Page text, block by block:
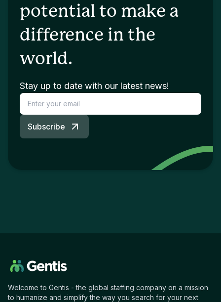
potential to make a
difference in the
world.
Stay up to date with our latest news!
Subscribe
Welcome to Gentis - the global staffing company on a mission
to humanize and simplify the way you search for your next